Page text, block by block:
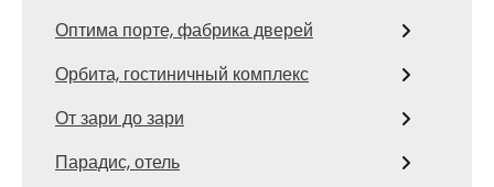
Оптима порте, фабрика дверей
Орбита, гостиничный комплекс
От зари до зари
Парадис, отель